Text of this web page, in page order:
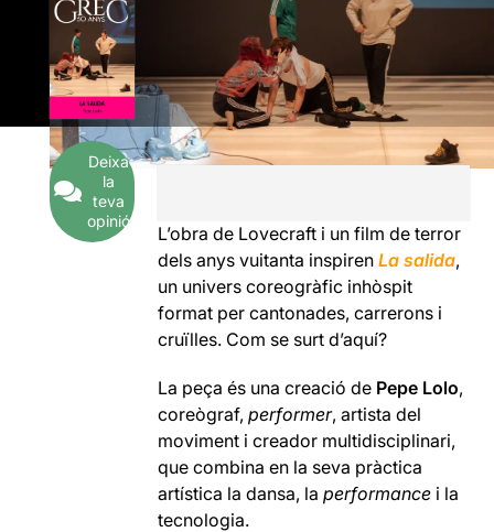
Deixa
la
teva
opinió
L’obra de Lovecraft i un film de terror
dels anys vuitanta inspirenLa salida,
un univers coreogràfic inhòspit
format per cantonades, carrerons i
cruïlles. Com se surt d’aquí?
La peça és una creació de Pepe Lolo,
coreògraf,performer, artista del
moviment i creador multidisciplinari,
que combina en la seva pràctica
artística la dansa, laperformance i la
tecnologia.